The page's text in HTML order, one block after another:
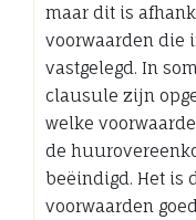
maar dit is
voorwaarden die
vastgelegd. In
clausule zijn
welke
de
beëindigd. Het is
voorwaarden